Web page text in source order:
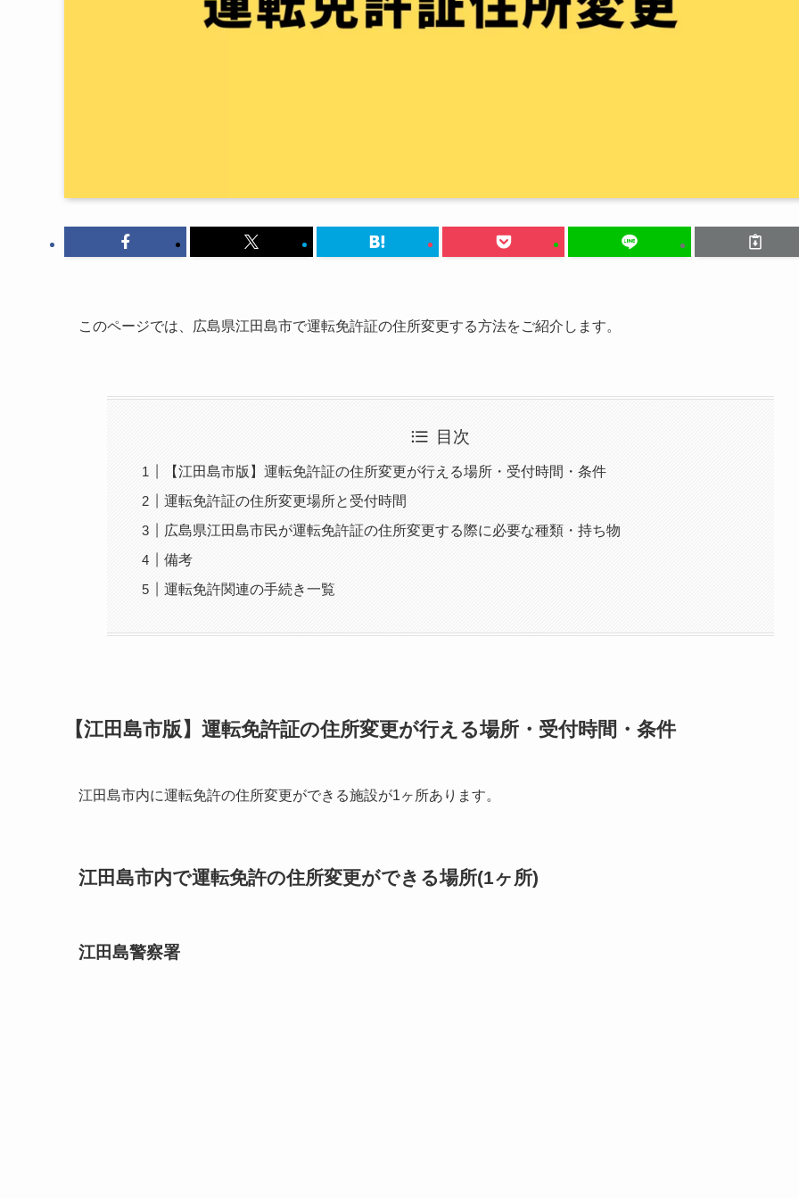
このページでは、広島県江田島市で運転免許証の住所変更する方法をご紹介します。
目次
【江田島市版】運転免許証の住所変更が行える場所・受付時間・条件
運転免許証の住所変更場所と受付時間
広島県江田島市民が運転免許証の住所変更する際に必要な種類・持ち物
備考
運転免許関連の手続き一覧
【江田島市版】運転免許証の住所変更が行える場所・受付時間・条件
江田島市内に運転免許の住所変更ができる施設が1ヶ所あります。
江田島市内で運転免許の住所変更ができる場所(1ヶ所)
江田島警察署